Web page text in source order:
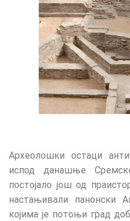
Археолошки остаци
испод данашње
постојало још од
настањивали панонски
којима је потоњи град